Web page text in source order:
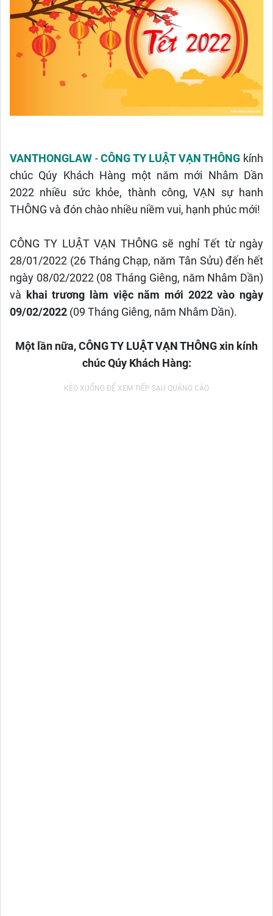
VANTHONGLAW -CÔNG TY LUẬT VẠN THÔNG kính
chúc Qúy Khách Hàng một năm mới Nhâm Dần
2022 nhiều sức khỏe, thành công, VẠN sự hanh
THÔNG và đón chào nhiều niềm vui, hạnh phúc mới!
CÔNG TY LUẬT VẠN THÔNG sẽ nghỉ Tết từ ngày
28/01/2022 (26 Tháng Chạp, năm Tân Sửu) đến hết
ngày 08/02/2022 (08 Tháng Giêng, năm Nhâm Dần)
và khai trương làm việc năm mới 2022 vào ngày
09/02/2022 (09 Tháng Giêng, năm Nhâm Dần).
Một lần nữa, CÔNG TY LUẬT VẠN THÔNG xin kính
chúc Qúy Khách Hàng: